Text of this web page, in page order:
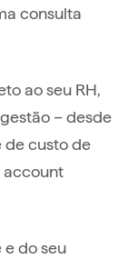
consulta
ao seu RH,
– desde
de custo de
account
do seu